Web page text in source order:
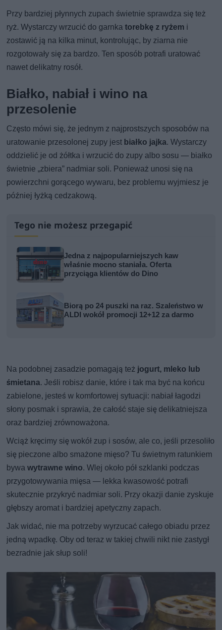
Przy bardziej płynnych zupach świetnie sprawdza się też
ryż. Wystarczy wrzucić do garnkatorebkę z ryżem i
zostawić ją na kilka minut, kontrolując, by ziarna nie
rozgotowały się za bardzo. Ten sposób potrafi uratować
nawet delikatny rosół.
Białko, nabiał i wino na
przesolenie
Często mówi się, że jednym z najprostszych sposobów na
uratowanie przesolonej zupy jest białko jajka. Wystarczy
oddzielić je od żółtka i wrzucić do zupy albo sosu — białko
świetnie „zbiera” nadmiar soli. Ponieważ unosi się na
powierzchni gorącego wywaru, bez problemu wyjmiesz je
później łyżką cedzakową.
Tego nie możesz przegapić
Jedna z najpopularniejszych kaw
właśnie mocno staniała. Oferta
przyciąga klientów do Dino
Biorą po 24 puszki na raz. Szaleństwo w
ALDI wokół promocji 12+12 za darmo
Na podobnej zasadzie pomagają też jogurt, mleko lub
śmietana. Jeśli robisz danie, które i tak ma być na końcu
zabielone, jesteś w komfortowej sytuacji: nabiał łagodzi
słony posmak i sprawia, że całość staje się delikatniejsza
oraz bardziej zrównoważona.
Wciąż kręcimy się wokół zup i sosów, ale co, jeśli przesoliło
się pieczone albo smażone mięso? Tu świetnym ratunkiem
bywawytrawne wino. Wlej około pół szklanki podczas
przygotowywania mięsa — lekka kwasowość potrafi
skutecznie przykryć nadmiar soli. Przy okazji danie zyskuje
głębszy aromat i bardziej apetyczny zapach.
Jak widać, nie ma potrzeby wyrzucać całego obiadu przez
jedną wpadkę. Oby od teraz w takiej chwili nikt nie zastygł
bezradnie jak słup soli!